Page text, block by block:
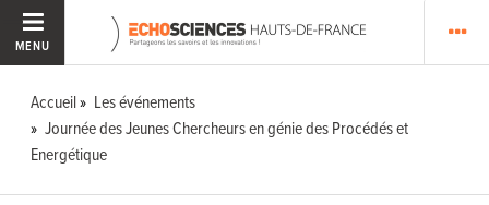
MENU
Accueil
Les événements
Journée des Jeunes Chercheurs en génie des Procédés et
Energétique